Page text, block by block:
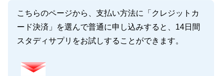
こちらのページから、支払い方法に「クレジットカ
ード決済」を選んで普通に申し込みすると、14日間
スタディサプリをお試しすることができます。